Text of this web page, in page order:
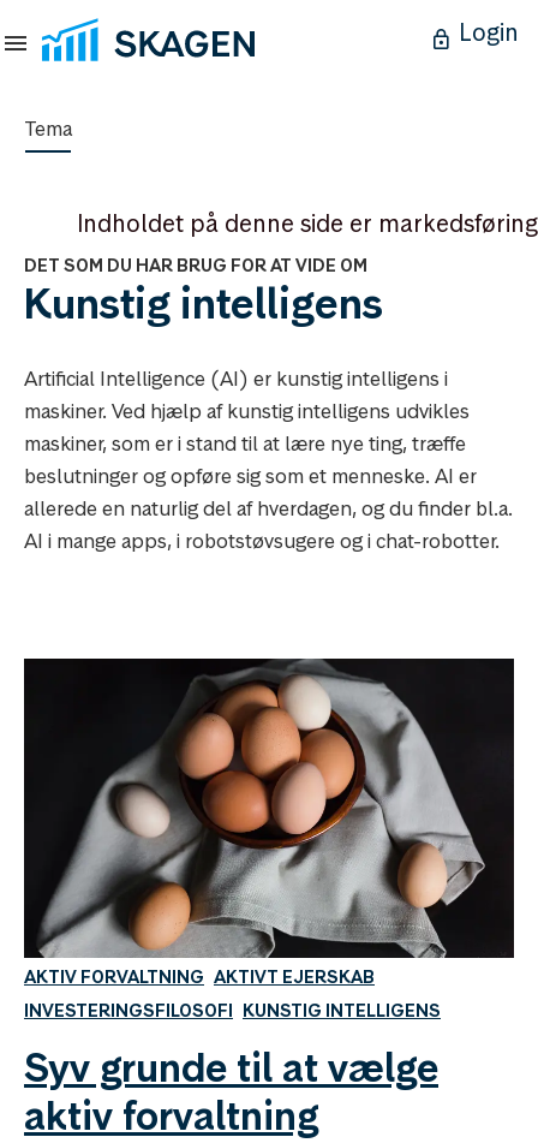
Login
Tema
Indholdet på denne side er markedsføring
DET SOM DU HAR BRUG FOR AT VIDE OM
Kunstig intelligens
Artificial Intelligence (AI) er kunstig intelligens i
maskiner. Ved hjælp af kunstig intelligens udvikles
maskiner, som er i stand til at lære nye ting, træffe
beslutninger og opføre sig som et menneske. AI er
allerede en naturlig del af hverdagen, og du finder bl.a.
AI i mange apps, i robotstøvsugere og i chat-robotter.
AKTIV FORVALTNING AKTIVT EJERSKAB
INVESTERINGSFILOSOFI KUNSTIG INTELLIGENS
Syv grunde til at vælge
aktiv forvaltning